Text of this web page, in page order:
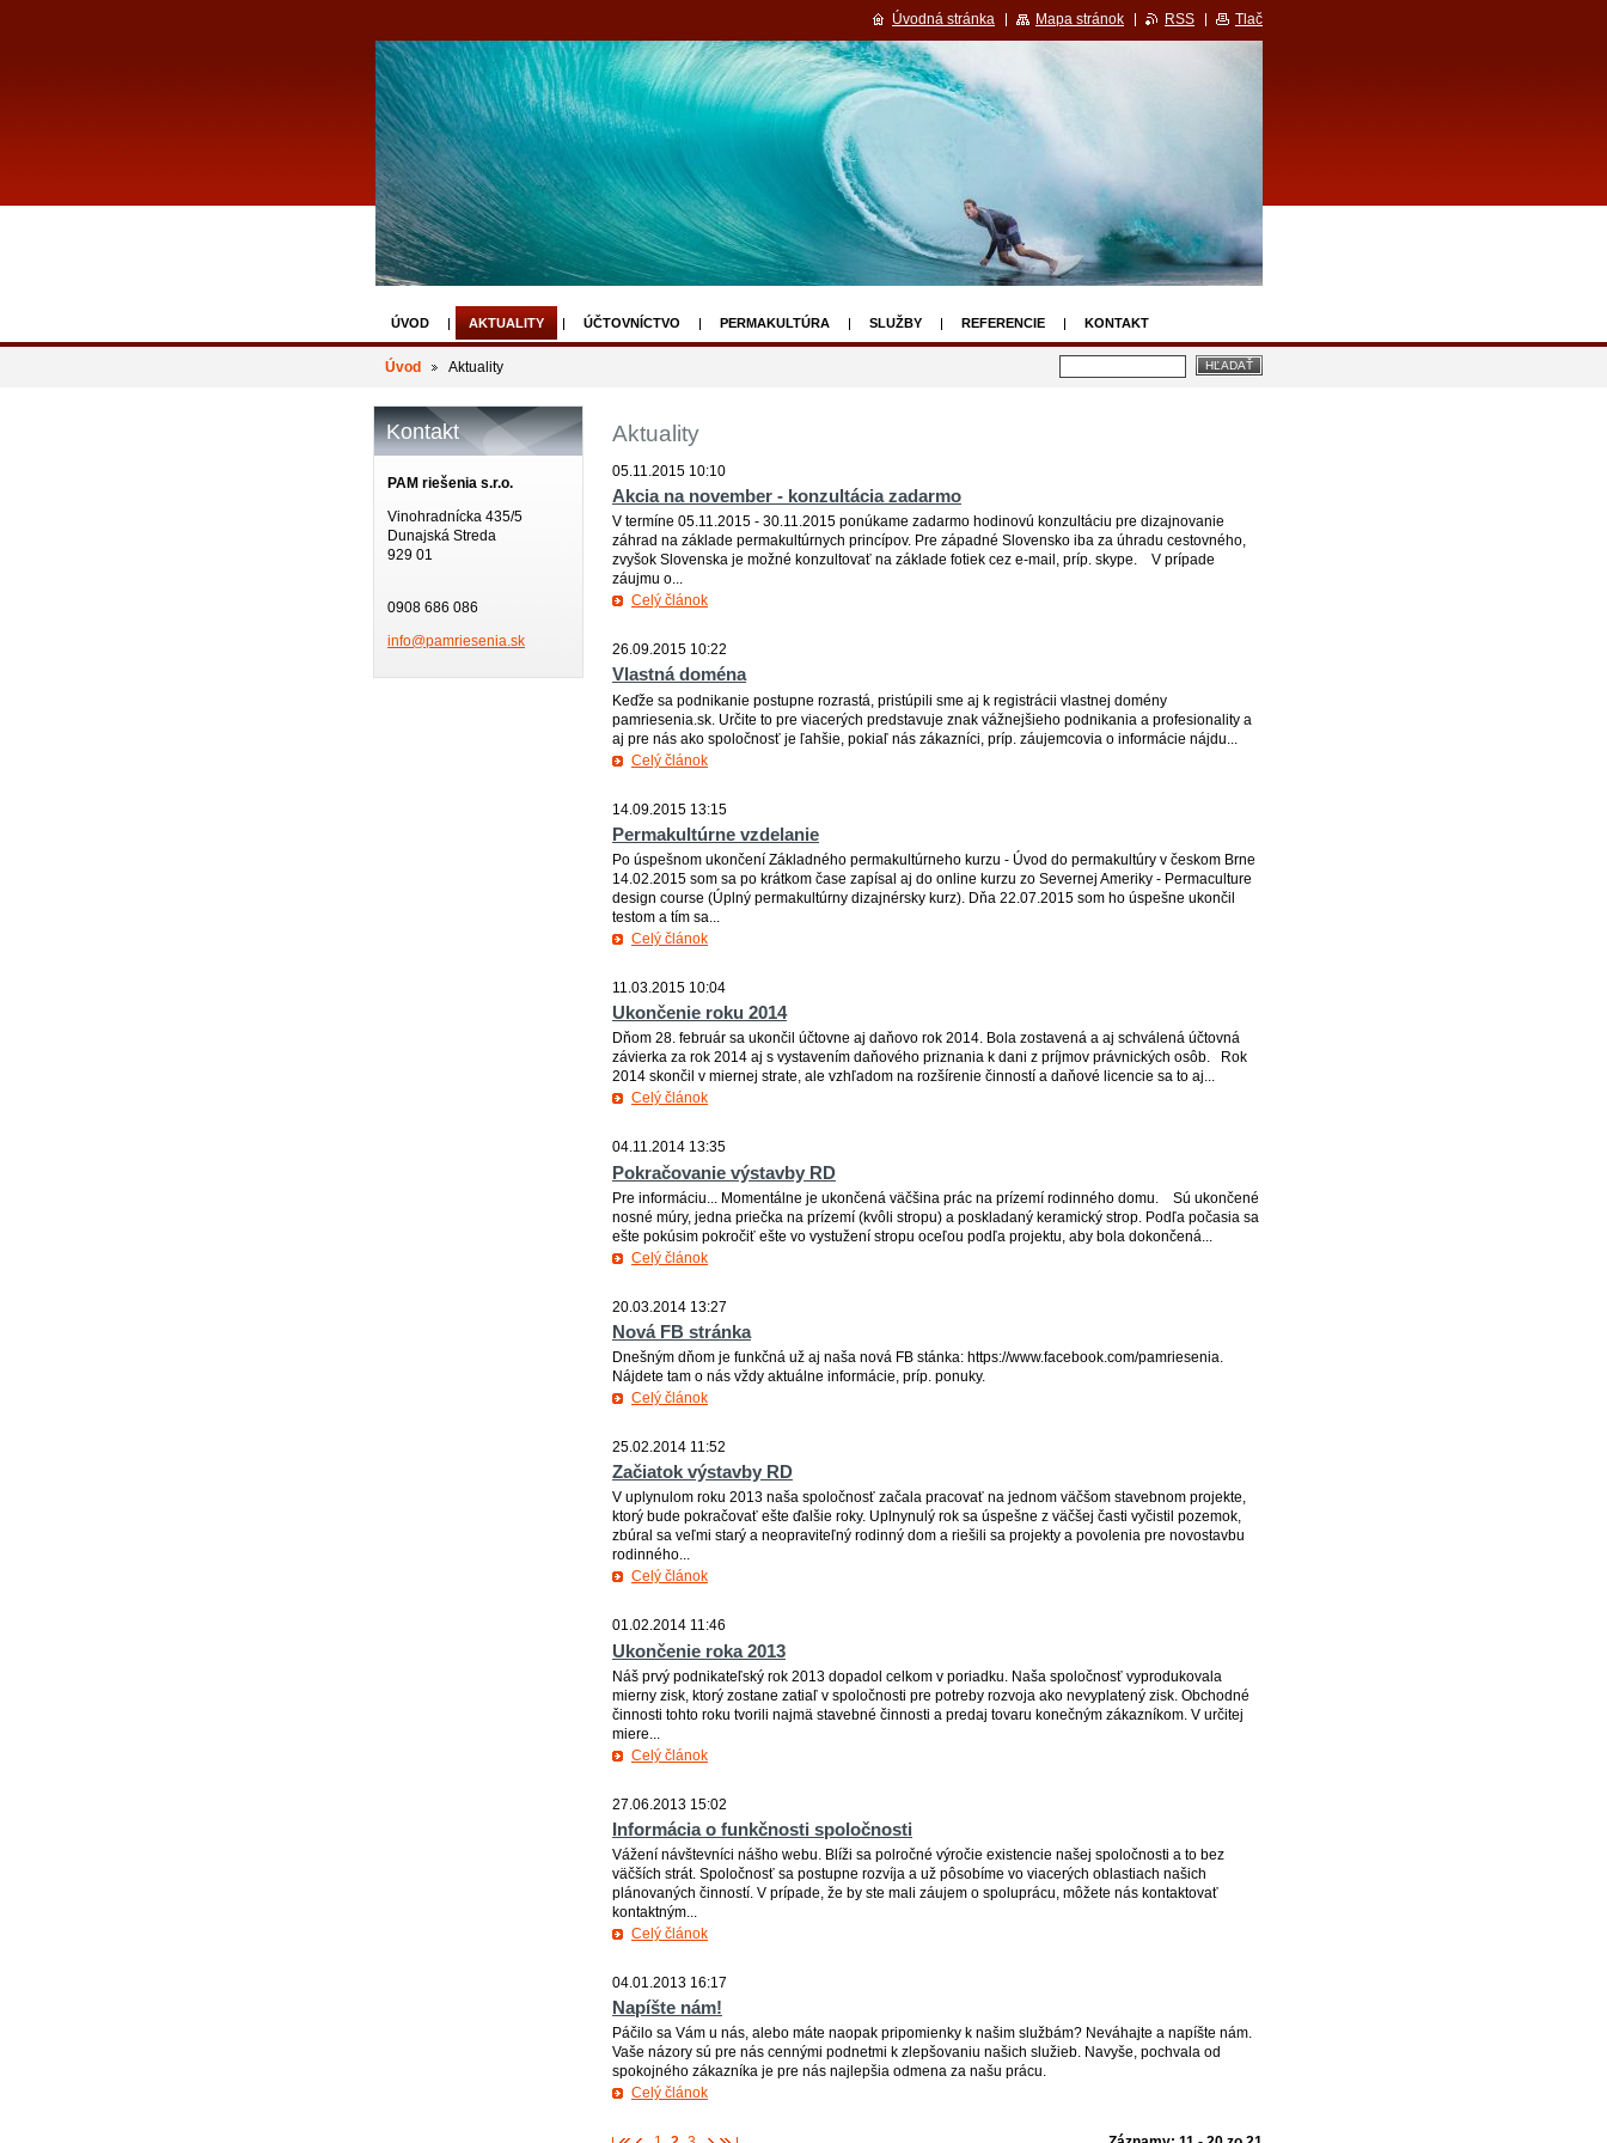
ÚVOD AKTUALITY ÚČTOVNÍCTVO PERMAKULTÚRA SLUŽBY REFERENCIE KONTAKT
Úvod Aktuality
Aktuality
05.11.2015 10:10
Akcia na november - konzultácia zadarmo
V termíne 05.11.2015 - 30.11.2015 ponúkame zadarmo hodinovú konzultáciu pre dizajnovanie
záhrad na základe permakultúrnych princípov. Pre západné Slovensko iba za úhradu cestovného,
zvyšok Slovenska je možné konzultovať na základe fotiek cez e-mail, príp. skype. V prípade
záujmu o...
Celý článok
26.09.2015 10:22
Vlastná doména
Keďže sa podnikanie postupne rozrastá, pristúpili sme aj k registrácii vlastnej domény
pamriesenia.sk. Určite to pre viacerých predstavuje znak vážnejšieho podnikania a profesionality a
aj pre nás ako spoločnosť je ľahšie, pokiaľ nás zákazníci, príp. záujemcovia o informácie nájdu...
Celý článok
14.09.2015 13:15
Permakultúrne vzdelanie
Po úspešnom ukončení Základného permakultúrneho kurzu - Úvod do permakultúry v českom Brne
14.02.2015 som sa po krátkom čase zapísal aj do online kurzu zo Severnej Ameriky - Permaculture
design course (Úplný permakultúrny dizajnérsky kurz). Dňa 22.07.2015 som ho úspešne ukončil
testom a tím sa...
Celý článok
11.03.2015 10:04
Ukončenie roku 2014
Dňom 28. február sa ukončil účtovne aj daňovo rok 2014. Bola zostavená a aj schválená účtovná
závierka za rok 2014 aj s vystavením daňového priznania k dani z príjmov právnických osôb. Rok
2014 skončil v miernej strate, ale vzhľadom na rozšírenie činností a daňové licencie sa to aj...
Celý článok
04.11.2014 13:35
Pokračovanie výstavby RD
Pre informáciu... Momentálne je ukončená väčšina prác na prízemí rodinného domu. Sú ukončené
nosné múry, jedna priečka na prízemí (kvôli stropu) a poskladaný keramický strop. Podľa počasia sa
ešte pokúsim pokročiť ešte vo vystužení stropu oceľou podľa projektu, aby bola dokončená...
Celý článok
20.03.2014 13:27
Nová FB stránka
Dnešným dňom je funkčná už aj naša nová FB stánka: https://www.facebook.com/pamriesenia.
Nájdete tam o nás vždy aktuálne informácie, príp. ponuky.
Celý článok
25.02.2014 11:52
Začiatok výstavby RD
V uplynulom roku 2013 naša spoločnosť začala pracovať na jednom väčšom stavebnom projekte,
ktorý bude pokračovať ešte ďalšie roky. Uplnynulý rok sa úspešne z väčšej časti vyčistil pozemok,
zbúral sa veľmi starý a neopraviteľný rodinný dom a riešili sa projekty a povolenia pre novostavbu
rodinného...
Celý článok
01.02.2014 11:46
Ukončenie roka 2013
Náš prvý podnikateľský rok 2013 dopadol celkom v poriadku. Naša spoločnosť vyprodukovala
mierny zisk, ktorý zostane zatiaľ v spoločnosti pre potreby rozvoja ako nevyplatený zisk. Obchodné
činnosti tohto roku tvorili najmä stavebné činnosti a predaj tovaru konečným zákazníkom. V určitej
miere...
Celý článok
27.06.2013 15:02
Informácia o funkčnosti spoločnosti
Vážení návštevníci nášho webu. Blíži sa polročné výročie existencie našej spoločnosti a to bez
väčších strát. Spoločnosť sa postupne rozvíja a už pôsobíme vo viacerých oblastiach našich
plánovaných činností. V prípade, že by ste mali záujem o spoluprácu, môžete nás kontaktovať
kontaktným...
Celý článok
04.01.2013 16:17
Napíšte nám!
Páčilo sa Vám u nás, alebo máte naopak pripomienky k našim službám? Neváhajte a napíšte nám.
Vaše názory sú pre nás cennými podnetmi k zlepšovaniu našich služieb. Navyše, pochvala od
spokojného zákazníka je pre nás najlepšia odmena za našu prácu.
Celý článok
Kontakt
PAM riešenia s.r.o.
Vinohradnícka 435/5
Dunajská Streda
929 01
0908 686 086
info@pamriesenia.sk
Úvodná stránka Mapa stránok RSS Tlač